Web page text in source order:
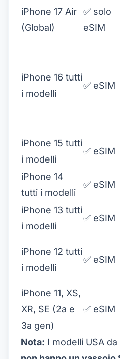
iPhone 17 Air
(Global)
✅ solo
eSIM
iPhone 16 tutti
i modelli
✅ eSIM
iPhone 15 tutti
i modelli
✅ eSIM
iPhone 14
tutti i modelli
✅ eSIM
iPhone 13 tutti
i modelli
✅ eSIM
iPhone 12 tutti
i modelli
✅ eSIM
iPhone 11, XS,
XR, SE (2a e
3a gen)
✅ eSIM
Nota: I modelli USA